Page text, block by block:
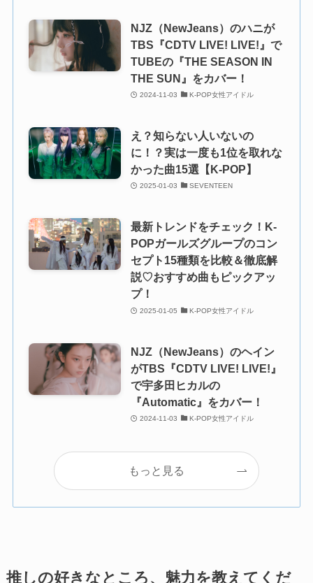
NJZ（NewJeans）のハニが
TBS『CDTV LIVE! LIVE!』で
TUBEの『THE SEASON IN
THE SUN』をカバー！
2024-11-03 K-POP女性アイドル
え？知らない人いないの
に！？実は一度も1位を取れな
かった曲15選【K-POP】
2025-01-03 SEVENTEEN
最新トレンドをチェック！K-
POPガールズグループのコン
セプト15種類を比較＆徹底解
説♡おすすめ曲もピックアッ
プ！
2025-01-05 K-POP女性アイドル
NJZ（NewJeans）のヘイン
がTBS『CDTV LIVE! LIVE!』
で宇多田ヒカルの
『Automatic』をカバー！
2024-11-03 K-POP女性アイドル
もっと見る
推しの好きなところ、魅力を教えてくだ